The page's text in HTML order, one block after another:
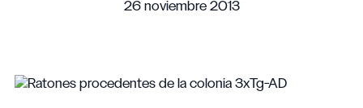
26 noviembre 2013